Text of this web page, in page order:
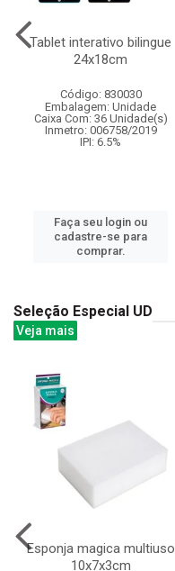
Tablet interativo bilingue
24x18cm
Código: 830030
Embalagem: Unidade
Caixa Com: 36 Unidade(s)
Inmetro: 006758/2019
IPI: 6.5%
Faça seu login ou
cadastre-se para
comprar.
Seleção Especial UD
Veja mais
Esponja magica multiuso
10x7x3cm